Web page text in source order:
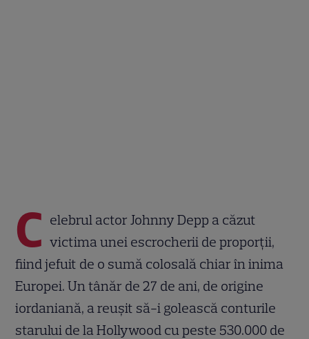
C elebrul actor Johnny Depp a căzut
victima unei escrocherii de proporții,
fiind jefuit de o sumă colosală chiar în inima
Europei. Un tânăr de 27 de ani, de origine
iordaniană, a reușit să-i golească conturile
starului de la Hollywood cu peste 530.000 de